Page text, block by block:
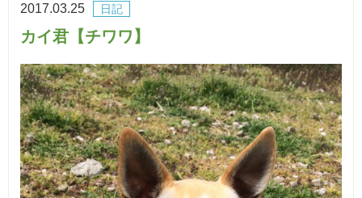
日記
2017.03.25
カイ君【チワワ】